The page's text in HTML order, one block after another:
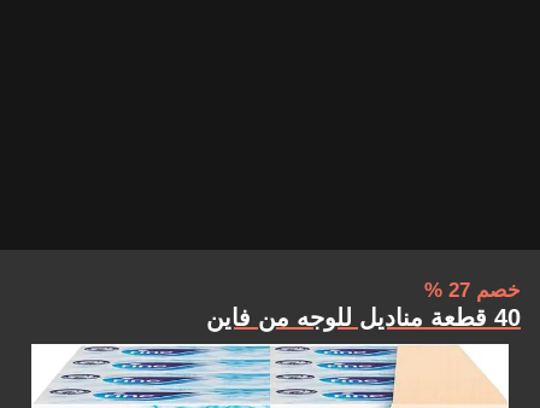
خصم 27 %
40 قطعة مناديل للوجه من فاين